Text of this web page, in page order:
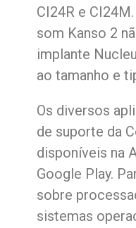
CI24R e
som Kanso 2
implante
ao tamanho e
Os diversos
de suporte da
disponíveis na
Google Play.
sobre
sistemas